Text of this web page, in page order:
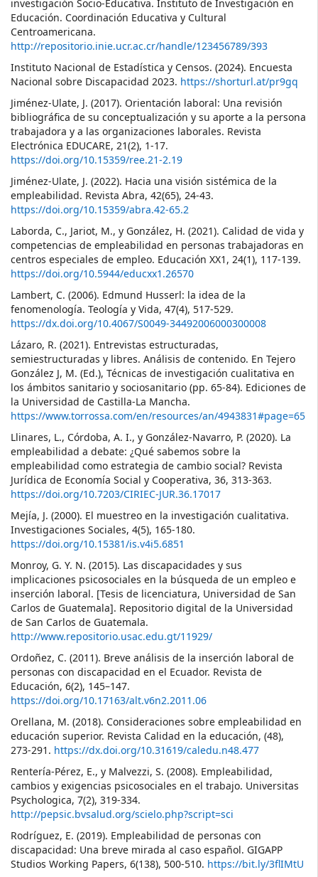
investigación Socio-Educativa. Instituto de Investigación en
Educación. Coordinación Educativa y Cultural
Centroamericana.
http://repositorio.inie.ucr.ac.cr/handle/123456789/393
Instituto Nacional de Estadística y Censos. (2024). Encuesta
Nacional sobre Discapacidad 2023. https://shorturl.at/pr9gq
Jiménez-Ulate, J. (2017). Orientación laboral: Una revisión
bibliográfica de su conceptualización y su aporte a la persona
trabajadora y a las organizaciones laborales. Revista
Electrónica EDUCARE, 21(2), 1-17.
https://doi.org/10.15359/ree.21-2.19
Jiménez-Ulate, J. (2022). Hacia una visión sistémica de la
empleabilidad. Revista Abra, 42(65), 24-43.
https://doi.org/10.15359/abra.42-65.2
Laborda, C., Jariot, M., y González, H. (2021). Calidad de vida y
competencias de empleabilidad en personas trabajadoras en
centros especiales de empleo. Educación XX1, 24(1), 117-139.
https://doi.org/10.5944/educxx1.26570
Lambert, C. (2006). Edmund Husserl: la idea de la
fenomenología. Teología y Vida, 47(4), 517-529.
https://dx.doi.org/10.4067/S0049-34492006000300008
Lázaro, R. (2021). Entrevistas estructuradas,
semiestructuradas y libres. Análisis de contenido. En Tejero
González J, M. (Ed.), Técnicas de investigación cualitativa en
los ámbitos sanitario y sociosanitario (pp. 65-84). Ediciones de
la Universidad de Castilla-La Mancha.
https://www.torrossa.com/en/resources/an/4943831#page=65
Llinares, L., Córdoba, A. I., y González-Navarro, P. (2020). La
empleabilidad a debate: ¿Qué sabemos sobre la
empleabilidad como estrategia de cambio social? Revista
Jurídica de Economía Social y Cooperativa, 36, 313-363.
https://doi.org/10.7203/CIRIEC-JUR.36.17017
Mejía, J. (2000). El muestreo en la investigación cualitativa.
Investigaciones Sociales, 4(5), 165-180.
https://doi.org/10.15381/is.v4i5.6851
Monroy, G. Y. N. (2015). Las discapacidades y sus
implicaciones psicosociales en la búsqueda de un empleo e
inserción laboral. [Tesis de licenciatura, Universidad de San
Carlos de Guatemala]. Repositorio digital de la Universidad
de San Carlos de Guatemala.
http://www.repositorio.usac.edu.gt/11929/
Ordoñez, C. (2011). Breve análisis de la inserción laboral de
personas con discapacidad en el Ecuador. Revista de
Educación, 6(2), 145–147.
https://doi.org/10.17163/alt.v6n2.2011.06
Orellana, M. (2018). Consideraciones sobre empleabilidad en
educación superior. Revista Calidad en la educación, (48),
273-291. https://dx.doi.org/10.31619/caledu.n48.477
Rentería-Pérez, E., y Malvezzi, S. (2008). Empleabilidad,
cambios y exigencias psicosociales en el trabajo. Universitas
Psychologica, 7(2), 319-334.
http://pepsic.bvsalud.org/scielo.php?script=sci
Rodríguez, E. (2019). Empleabilidad de personas con
discapacidad: Una breve mirada al caso español. GIGAPP
Studios Working Papers, 6(138), 500-510. https://bit.ly/3flIMtU